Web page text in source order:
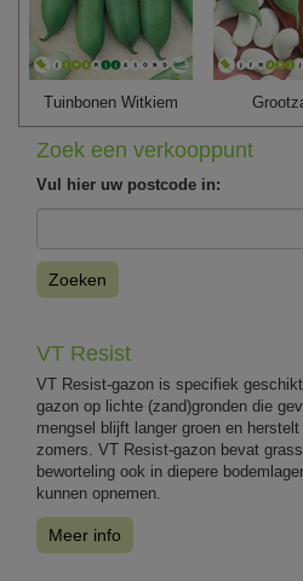
Tuinbonen Witkiem
Zoek een verkooppunt
Vul hier uw postcode in:
Zoeken
VT Resist
VT Resist-gazon is specifiek
gazon op lichte (zand)gronden die
mengsel blijft langer groen en
zomers. VT Resist-gazon bevat
beworteling ook in diepere
kunnen opnemen.
Meer info